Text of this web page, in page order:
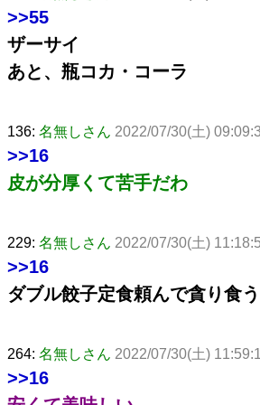
>>55
ザーサイ
あと、瓶コカ・コーラ
136: 名無しさん 2022/07/30(土)
>>16
皮が分厚くて苦手だわ
229: 名無しさん 2022/07/30(土)
>>16
ダブル餃子定食頼んで貪り食
264: 名無しさん 2022/07/30(土)
>>16